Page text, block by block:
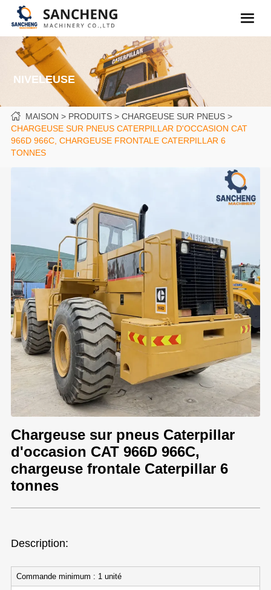
NIVELEUSE
MAISON PRODUITS
CHARGEUSE SUR PNEUS
CHARGEUSE SUR PNEUS CATERPILLAR D'OCCASION CAT
966D 966C, CHARGEUSE FRONTALE CATERPILLAR 6
TONNES
Chargeuse sur pneus Caterpillar
d'occasion CAT 966D 966C,
chargeuse frontale Caterpillar 6
tonnes
Description:
Commande minimum : 1 unité